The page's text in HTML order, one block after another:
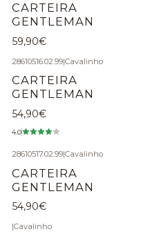
CARTEIRA
GENTLEMAN
59,90€
28610516.02.99|Cavalinho
CARTEIRA
GENTLEMAN
54,90€
4.0
28610517.02.99|Cavalinho
CARTEIRA
GENTLEMAN
54,90€
|Cavalinho